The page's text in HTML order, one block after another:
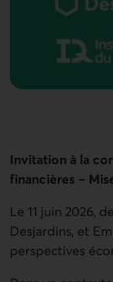
Invitation à la
financières –
Le 11 juin 2026,
Desjardins, et
perspectives